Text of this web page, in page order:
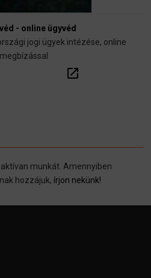
- online ügyvéd
jogi ügyek intézése, online
open_in_new
aktívan munkát. Amennyiben
hozzájuk, írjon nekünk!